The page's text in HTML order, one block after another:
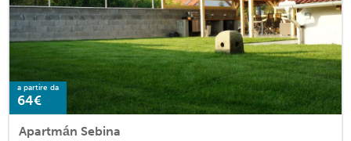
a partire da
64€
Apartmán Sebina